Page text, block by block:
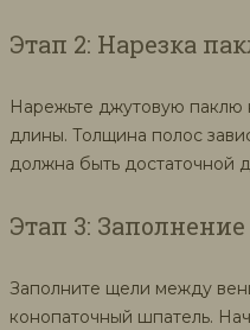
Этап 2: Нарезка
Нарежьте джутовую
длины. Толщина полос
должна быть достаточной
Этап 3:
Заполните щели между
конопаточный шпатель.